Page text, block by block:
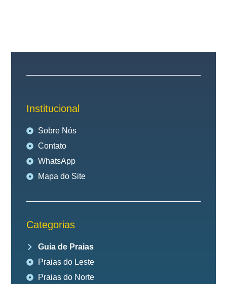
Institucional
Sobre Nós
Contato
WhatsApp
Mapa do Site
Categorias
Guia de Praias
Praias do Leste
Praias do Norte